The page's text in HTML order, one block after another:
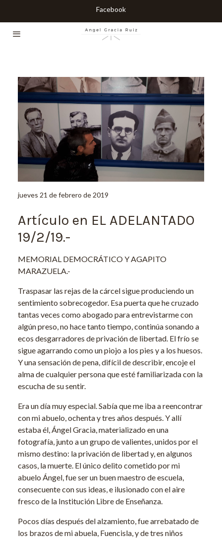
Facebook
jueves 21 de febrero de 2019
Artículo en EL ADELANTADO
19/2/19.-
MEMORIAL DEMOCRÁTICO Y AGAPITO
MARAZUELA.-
Traspasar las rejas de la cárcel sigue produciendo un
sentimiento sobrecogedor. Esa puerta que he cruzado
tantas veces como abogado para entrevistarme con
algún preso, no hace tanto tiempo, continúa sonando a
ecos desgarradores de privación de libertad. El frío se
sigue agarrando como un piojo a los pies y a los huesos.
Y una sensación de pena, difícil de describir, encoje el
alma de cualquier persona que esté familiarizada con la
escucha de su sentir.
Era un día muy especial. Sabía que me iba a reencontrar
con mi abuelo, ochenta y tres años después. Y allí
estaba él, Ángel Gracia, materializado en una
fotografía, junto a un grupo de valientes, unidos por el
mismo destino: la privación de libertad y, en algunos
casos, la muerte. El único delito cometido por mi
abuelo Ángel, fue ser un buen maestro de escuela,
consecuente con sus ideas, e ilusionado con el aire
fresco de la Institución Libre de Enseñanza.
Pocos días después del alzamiento, fue arrebatado de
los brazos de mi abuela, Fuencisla, y de tres niños